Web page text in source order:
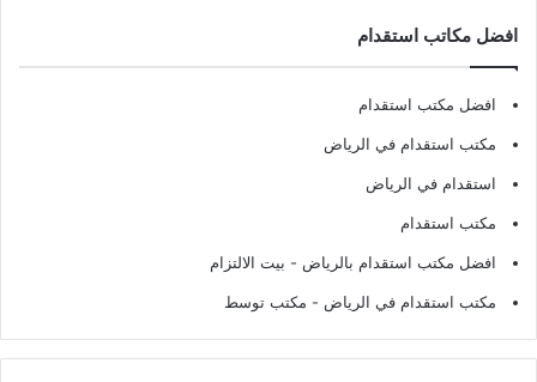
افضل مكاتب استقدام
افضل مكتب استقدام
مكتب استقدام في الرياض
استقدام في الرياض
مكتب استقدام
افضل مكتب استقدام بالرياض - بيت الالتزام
مكتب استقدام في الرياض - مكتب توسط